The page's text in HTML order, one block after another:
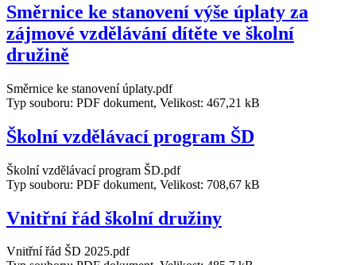
Směrnice ke stanovení výše úplaty za
zájmové vzdělávání dítěte ve školní
družině
Směrnice ke stanovení úplaty.pdf
Typ souboru: PDF dokument, Velikost: 467,21 kB
Školní vzdělávací program ŠD
Školní vzdělávací program ŠD.pdf
Typ souboru: PDF dokument, Velikost: 708,67 kB
Vnitřní řád školní družiny
Vnitřní řád ŠD 2025.pdf